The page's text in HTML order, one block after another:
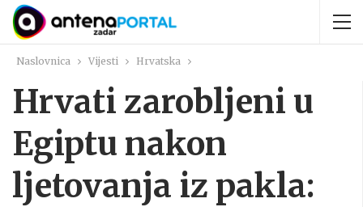
Naslovnica Vijesti Hrvatska
Hrvati zarobljeni u
Egiptu nakon
ljetovanja iz pakla: